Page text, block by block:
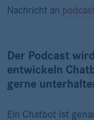
Nachricht an
Der Podcast
entwickeln
gerne
Ein Chatbot ist